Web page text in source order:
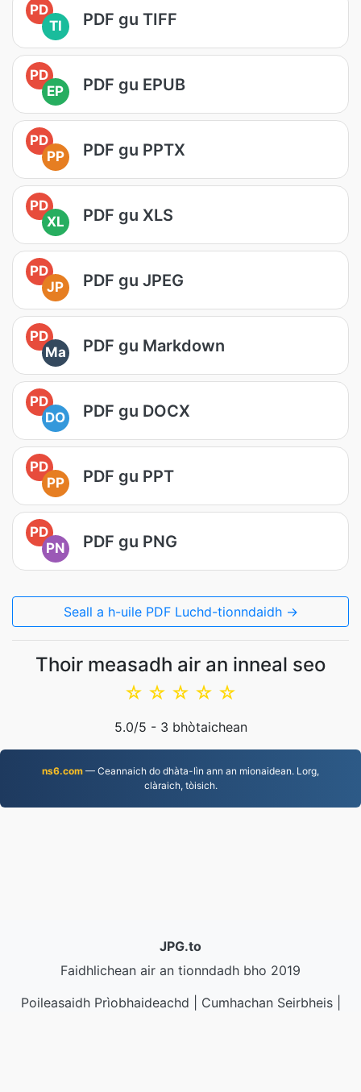
PD
TI
PDF gu TIFF
PD
EP
PDF gu EPUB
PD
PP
PDF gu PPTX
PD
XL
PDF gu XLS
PD
JP
PDF gu JPEG
PD
Ma
PDF gu Markdown
PD
DO
PDF gu DOCX
PD
PP
PDF gu PPT
PD
PN
PDF gu PNG
Seall a h-uile PDF Luchd-tionndaidh →
Thoir measadh air an inneal seo
☆
☆
☆
☆
☆
5.0/5 - 3 bhòtaichean
ns6.com — Ceannaich do dhàta-lìn ann an mionaidean. Lorg,
clàraich, tòisich.
JPG.to
Faidhlichean air an tionndadh bho 2019
Poileasaidh Prìobhaideachd
Cumhachan Seirbheis|